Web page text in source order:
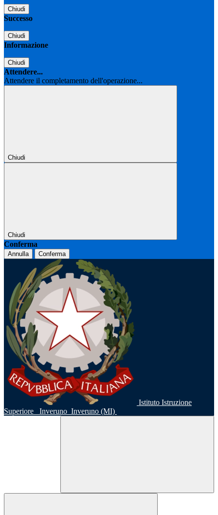
Chiudi
Successo
Chiudi
Informazione
Chiudi
Attendere...
Attendere il completamento dell'operazione...
Chiudi
Chiudi
Conferma
Annulla Conferma
Istituto Istruzione
Superiore
Inveruno Inveruno (MI)